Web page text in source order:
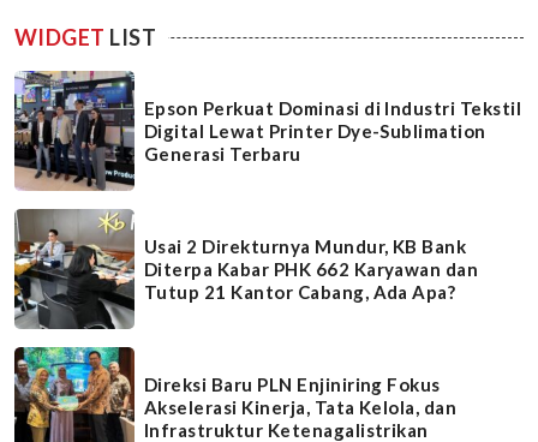
WIDGET LIST
Epson Perkuat Dominasi di Industri Tekstil
Digital Lewat Printer Dye-Sublimation
Generasi Terbaru
Usai 2 Direkturnya Mundur, KB Bank
Diterpa Kabar PHK 662 Karyawan dan
Tutup 21 Kantor Cabang, Ada Apa?
Direksi Baru PLN Enjiniring Fokus
Akselerasi Kinerja, Tata Kelola, dan
Infrastruktur Ketenagalistrikan